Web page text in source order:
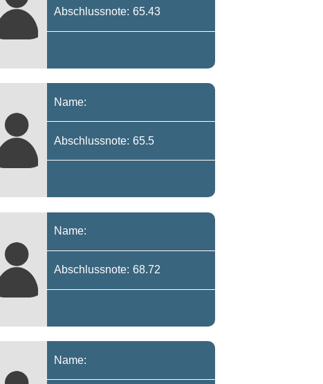
Abschlussnote: 65.43
Name:
Abschlussnote: 65.5
Name:
Abschlussnote: 68.72
Name: